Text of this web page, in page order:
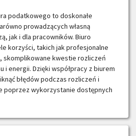
podatkowego to doskonałe
prowadzących własną
jak i dla pracowników. Biuro
korzyści, takich jak profesjonalne
kwestie rozliczeń
i energii. Dzięki współpracy z biurem
błędów podczas rozliczeń i
poprzez wykorzystanie dostępnych